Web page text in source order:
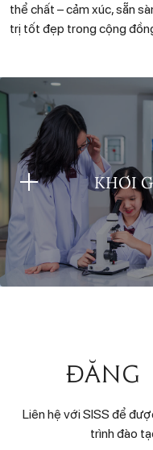
thể chất – cảm xúc, sẵn
trị tốt đẹp trong cộng
KHƠI
Đăng
Liên hệ với SISS để
trình đào